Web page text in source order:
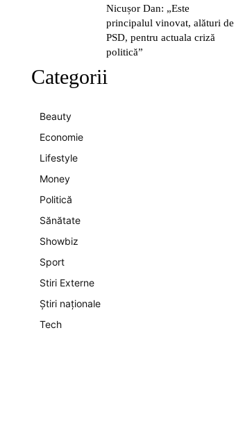
Nicușor Dan: „Este
principalul vinovat, alături de
PSD, pentru actuala criză
politică”
Categorii
Beauty
Economie
Lifestyle
Money
Politică
Sănătate
Showbiz
Sport
Stiri Externe
Știri naționale
Tech